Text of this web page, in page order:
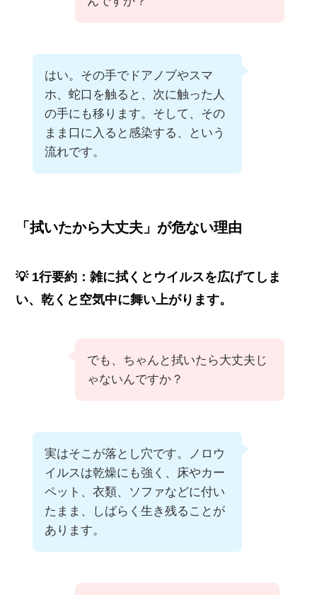
はい。その手でドアノブやスマ
ホ、蛇口を触ると、次に触った人
の手にも移ります。そして、その
まま口に入ると感染する、という
流れです。
「拭いたから大丈夫」が危ない理由
💡 1行要約：雑に拭くとウイルスを広げてしま
い、乾くと空気中に舞い上がります。
でも、ちゃんと拭いたら大丈夫じ
ゃないんですか？
実はそこが落とし穴です。ノロウ
イルスは乾燥にも強く、床やカー
ペット、衣類、ソファなどに付い
たまま、しばらく生き残ることが
あります。